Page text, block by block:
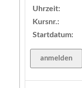
Uhrzeit:
Kursnr.:
Startdatum: